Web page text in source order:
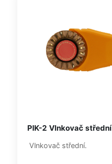
PIK-2 Vlnkovač střední
Vlnkovač střední.